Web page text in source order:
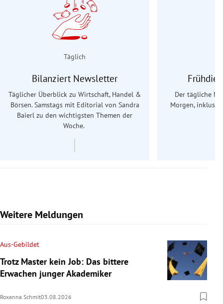
Täglich
Bilanziert Newsletter
Täglicher Überblick zu Wirtschaft, Handel &
Börsen. Samstags mit Editorial von Sandra
Baierl zu den wichtigsten Themen der
Woche.
Der tägliche
Morgen,
Weitere Meldungen
Aus-Gebildet
Trotz Master kein Job: Das bittere
Erwachen junger Akademiker
Roxanna Schmit03.08.2026